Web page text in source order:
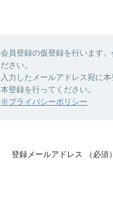
会員登録の仮登録を行います
ださい。
入力したメールアドレス宛に
本登録を行ってください。
※プライバシーポリシー
登録メールアドレス （必須）